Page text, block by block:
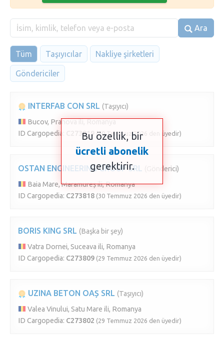
Ara
Tüm Taşıyıcılar Nakliye şirketleri
Göndericiler
INTERFAB CON SRL (Taşıyıcı)
Bucov, Prahova ili, Romanya
ID Cargopedia:
C273819 (30 Temmuz 2026 den üyedir)
OSTAN ENGINEERING GROUP SRL
(Gönderici)
Baia Mare, Maramureș ili, Romanya
ID Cargopedia: C273818 (30 Temmuz 2026 den üyedir)
BORIS KING SRL (Başka bir şey)
Vatra Dornei, Suceava ili, Romanya
ID Cargopedia: C273809 (29 Temmuz 2026 den üyedir)
UZINA BETON OAȘ SRL (Taşıyıcı)
Valea Vinului, Satu Mare ili, Romanya
ID Cargopedia: C273802 (29 Temmuz 2026 den üyedir)
Bu özellik, bir
ücretli abonelik
gerektirir.